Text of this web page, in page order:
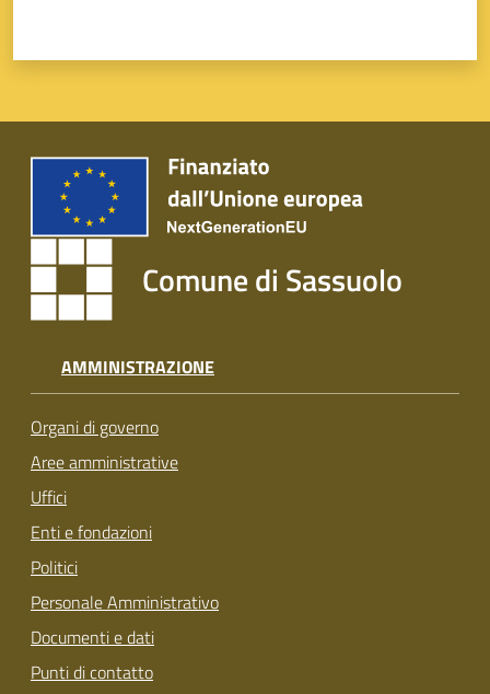
Comune di Sassuolo
AMMINISTRAZIONE
Organi di governo
Aree amministrative
Uffici
Enti e fondazioni
Politici
Personale Amministrativo
Documenti e dati
Punti di contatto